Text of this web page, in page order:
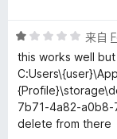
/
5
评
分
1
5
来自
this works well
7b71-4a82-a0b8-
delete from there